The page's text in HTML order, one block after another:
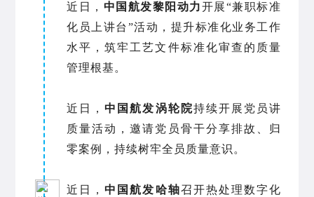
近日， 中国航发黎阳动力开展“兼职标准
化员上讲台”活动，提升标准化业务工作
水平，筑牢工艺文件标准化审查的质量
管理根基。
近日，中国航发涡轮院持续开展党员讲
质量活动，邀请党员骨干分享排故、归
零案例，持续树牢全员质量意识。
近日，中国航发哈轴召开热处理数字化